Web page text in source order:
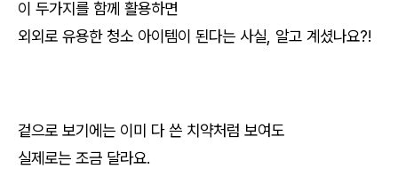
이 두가지를 함께 활용하면
외외로 유용한 청소 아이템이 된다는 사실, 알고 계셨나요?!
겉으로 보기에는 이미 다 쓴 치약처럼 보여도
실제로는 조금 달라요.